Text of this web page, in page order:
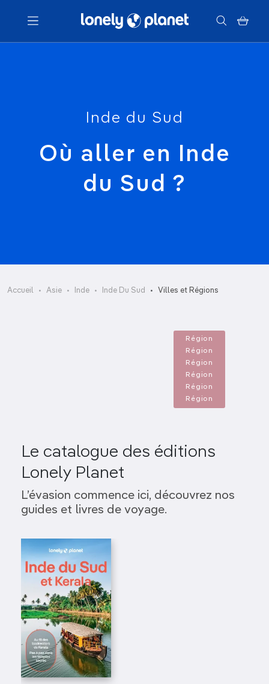
Menu
Inde du Sud
Où aller en Inde
du Sud ?
Accueil Asie Inde Inde Du Sud Villes et Régions
Région
Îles Andaman
Région
Région
Région
Région
Région
Telangana et Andhra Pradesh
Le catalogue des éditions
Lonely Planet
L’évasion commence ici, découvrez nos
guides et livres de voyage.